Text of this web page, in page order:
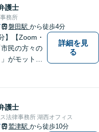
護士
務所
磐田駅 から徒歩4分
】【Zoom・
民の方々の
がモットー
に向き合っ
駐車場あ
詳細を見
る
護士
法律事務所 湖西オフィス
鷲津駅 から徒歩10分